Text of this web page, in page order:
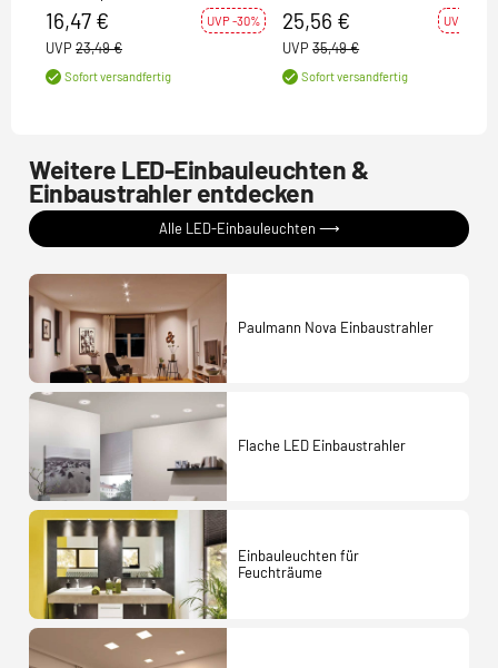
16,47 € UVP -30%
UVP 23,49 €
Sofort versandfertig
gebürstet 230V
25,56 € UVP -28%
UVP 35,49 €
Sofort versandfertig
Weitere LED-Einbauleuchten &
Einbaustrahler entdecken
Alle LED-Einbauleuchten ⟶
Paulmann Nova Einbaustrahler
Flache LED Einbaustrahler
Einbauleuchten für
Feuchträume